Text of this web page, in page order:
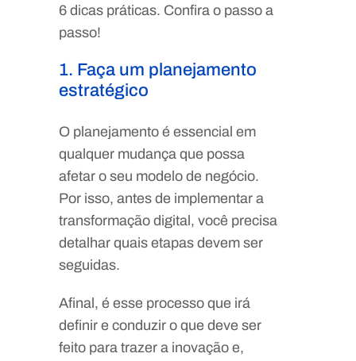
6 dicas práticas. Confira o passo a
passo!
1. Faça um planejamento
estratégico
O planejamento é essencial em
qualquer mudança que possa
afetar o seu modelo de negócio.
Por isso, antes de implementar a
transformação digital, você precisa
detalhar quais etapas devem ser
seguidas.
Afinal, é esse processo que irá
definir e conduzir o que deve ser
feito para trazer a inovação e,